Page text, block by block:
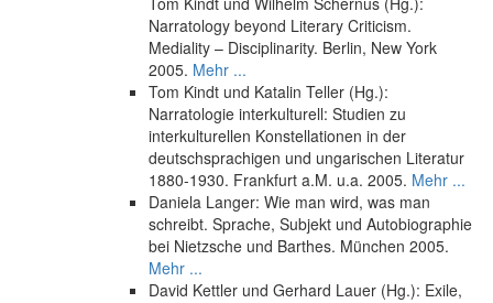
Narratology beyond Literary Criticism.
Mediality – Disciplinarity. Berlin, New York
2005. Mehr ...
Tom Kindt und Katalin Teller (Hg.):
Narratologie interkulturell: Studien zu
interkulturellen Konstellationen in der
deutschsprachigen und ungarischen Literatur
1880-1930. Frankfurt a.M. u.a. 2005. Mehr ...
Daniela Langer: Wie man wird, was man
schreibt. Sprache, Subjekt und Autobiographie
bei Nietzsche und Barthes. München 2005.
Mehr ...
David Kettler und Gerhard Lauer (Hg.): Exile,